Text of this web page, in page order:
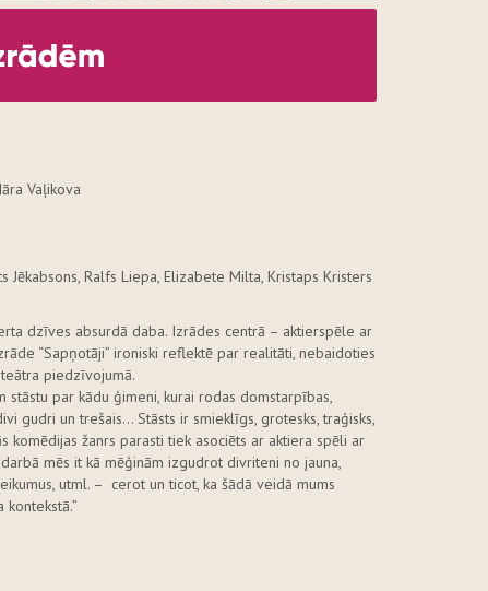
Vaļikova
Jēkabsons, Ralfs Liepa, Elizabete Milta, Kristaps Kristers
dzīves absurdā daba. Izrādes centrā – aktierspēle ar
“Sapņotāji” ironiski reflektē par realitāti, nebaidoties
piedzīvojumā.
stāstu par kādu ģimeni, kurai rodas domstarpības,
gudri un trešais... Stāsts ir smieklīgs, grotesks, traģisks,
komēdijas žanrs parasti tiek asociēts ar aktiera spēli ar
mēs it kā mēģinām izgudrot divriteni no jauna,
utml. – cerot un ticot, ka šādā veidā mums